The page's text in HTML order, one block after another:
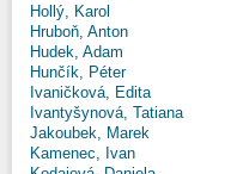
Hollý, Karol
Hruboň, Anton
Hudek, Adam
Hunčík, Péter
Ivaničková, Edita
Ivantyšynová, Tatiana
Jakoubek, Marek
Kamenec, Ivan